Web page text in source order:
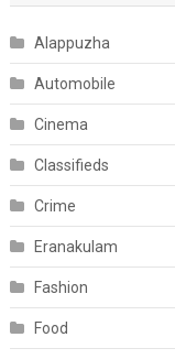
Alappuzha
Automobile
Cinema
Classifieds
Crime
Eranakulam
Fashion
Food